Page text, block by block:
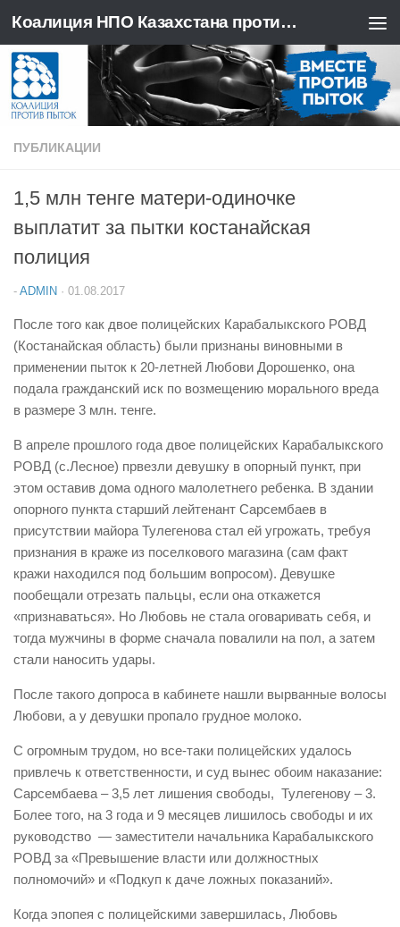
Перейти к содержимому Коалиция НПО Казахстана против пыток
ПУБЛИКАЦИИ
1,5 млн тенге матери-одиночке
выплатит за пытки костанайская
полиция
- ADMIN · 01.08.2017
После того как двое полицейских Карабалыкского РОВД
(Костанайская область) были признаны виновными в
применении пыток к 20-летней Любови Дорошенко, она
подала гражданский иск по возмещению морального вреда
в размере 3 млн. тенге.
В апреле прошлого года двое полицейских Карабалыкского
РОВД (с.Лесное) првезли девушку в опорный пункт, при
этом оставив дома одного малолетнего ребенка. В здании
опорного пункта старший лейтенант Сарсембаев в
присутствии майора Тулегенова стал ей угрожать, требуя
признания в краже из поселкового магазина (сам факт
кражи находился под большим вопросом). Девушке
пообещали отрезать пальцы, если она откажется
«признаваться». Но Любовь не стала оговаривать себя, и
тогда мужчины в форме сначала повалили на пол, а затем
стали наносить удары.
После такого допроса в кабинете нашли вырванные волосы
Любови, а у девушки пропало грудное молоко.
С огромным трудом, но все-таки полицейских удалось
привлечь к ответственности, и суд вынес обоим наказание:
Сарсембаева – 3,5 лет лишения свободы, Тулегенову – 3.
Более того, на 3 года и 9 месяцев лишилось свободы и их
руководство — заместители начальника Карабалыкского
РОВД за «Превышение власти или должностных
полномочий» и «Подкуп к даче ложных показаний».
Когда эпопея с полицейскими завершилась, Любовь